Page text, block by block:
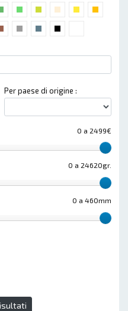
Per paese di origine :
0 a 2499€
0 a 24620gr.
0 a 460mm